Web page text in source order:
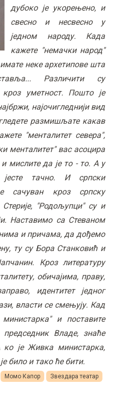
дубоко је укорењено, и
свесно и несвесно у
једном народу. Када
кажете "немачки народ"
неке архетипове шта
Различити су
кроз уметност. Пошто је
најочигледнији вид
размишљате какав
"менталитет севера",
менталитет" вас асоцира
мислите да је то - то. А у
јесте тачно. И српски
сачуван кроз српску
"Родољупци" су и
Наставимо са Стеваном
и причама, да дођемо
ту су Бора Станковић и
Кроз литературу
обичајима, праву,
идентитет једног
власти се смењују. Кад
и поставите
Владе, знаће
је Живка министарка,
било и тако ће бити.
Момо Капор
Звездара театар